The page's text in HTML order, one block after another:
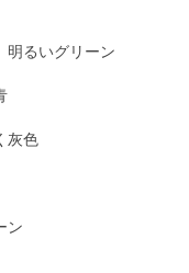
明るいグリーン
灰色
ン